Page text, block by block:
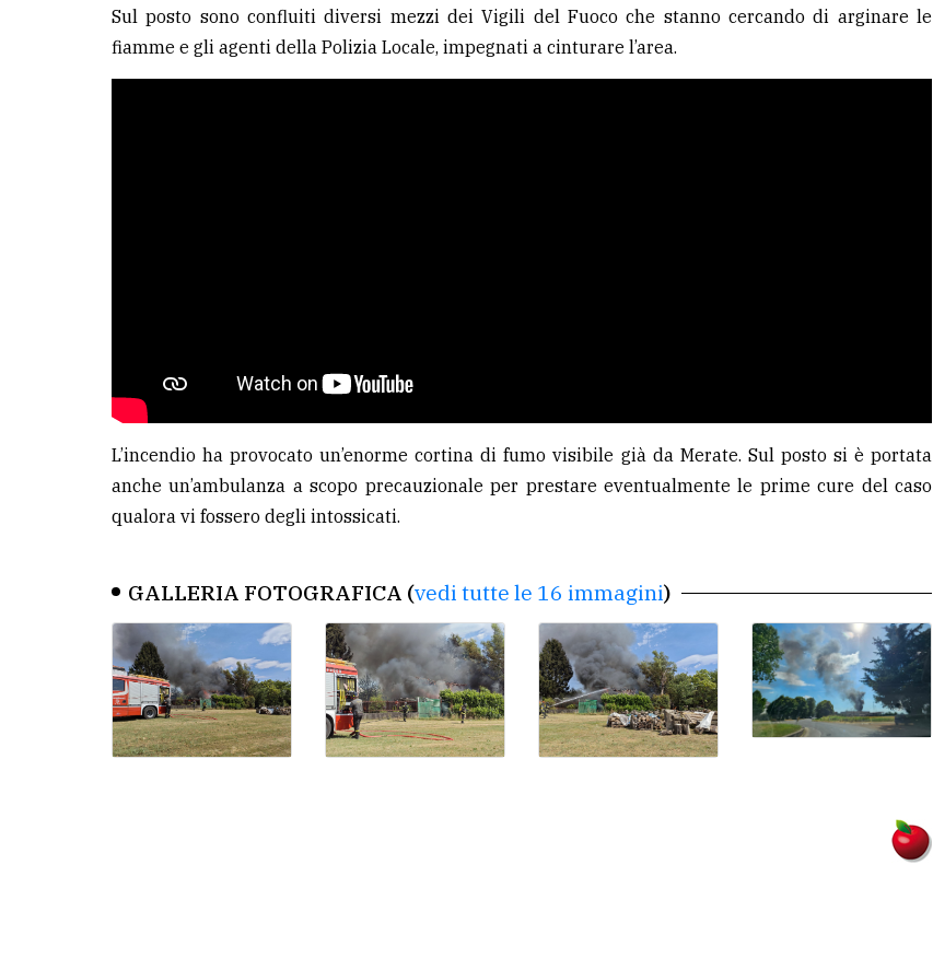
Sul posto sono confluiti diversi mezzi dei Vigili del Fuoco che stanno cercando di arginare le
fiamme e gli agenti della Polizia Locale, impegnati a cinturare l’area.
L’incendio ha provocato un’enorme cortina di fumo visibile già da Merate. Sul posto si è portata
anche un’ambulanza a scopo precauzionale per prestare eventualmente le prime cure del caso
qualora vi fossero degli intossicati.
GALLERIA FOTOGRAFICA (vedi tutte le 16 immagini)